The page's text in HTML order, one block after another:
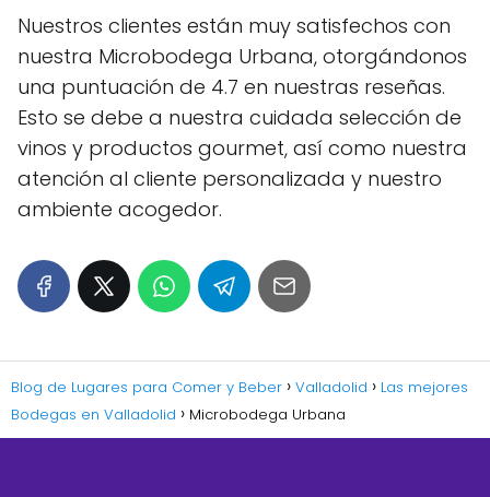
Nuestros clientes están muy satisfechos con
nuestra Microbodega Urbana, otorgándonos
una puntuación de 4.7 en nuestras reseñas.
Esto se debe a nuestra cuidada selección de
vinos y productos gourmet, así como nuestra
atención al cliente personalizada y nuestro
ambiente acogedor.
Blog de Lugares para Comer y Beber Valladolid
Las mejores
Bodegas en Valladolid
Microbodega Urbana